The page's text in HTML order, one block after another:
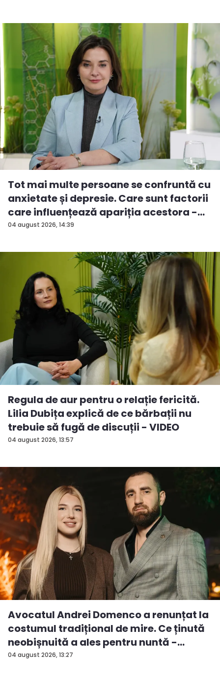
04 august 2026, 14:39
Tot mai multe persoane se confruntă cu
anxietate și depresie. Care sunt factorii
care influențează apariția acestora -
V...
04 august 2026, 13:57
Regula de aur pentru o relație fericită.
Lilia Dubița explică de ce bărbații nu
trebuie să fugă de discuții - VIDEO
04 august 2026, 13:27
Avocatul Andrei Domenco a renunțat la
costumul tradițional de mire. Ce ținută
neobișnuită a ales pentru nuntă -
FOTO...